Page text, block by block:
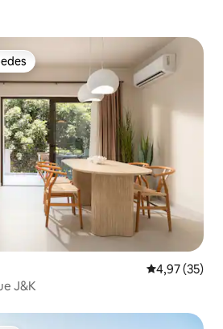
dos hóspedes
4,97 de uma
4,97 (35)
J&K